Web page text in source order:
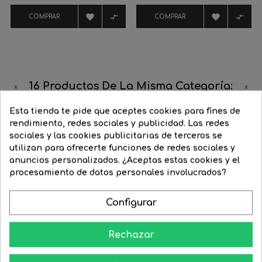
COMPRAR   COMPRAR  
16 Productos De La Misma Categoría:
-32% -20%
‹ ›
Esta tienda te pide que aceptes cookies para fines de
rendimiento, redes sociales y publicidad. Las redes
sociales y las cookies publicitarias de terceros se
utilizan para ofrecerte funciones de redes sociales y
anuncios personalizados. ¿Aceptas estas cookies y el
procesamiento de datos personales involucrados?
Configurar
Rechazar